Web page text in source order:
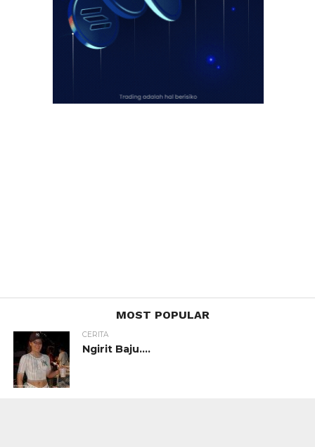
MOST POPULAR
CERITA
Ngirit Baju….